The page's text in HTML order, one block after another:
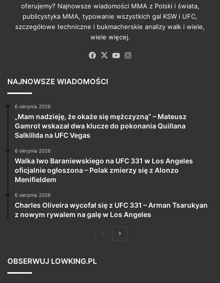
oferujemy? Najnowsze wiadomości MMA z Polski i świata,
publicystyka MMA, typowanie wszystkich gal KSW i UFC,
szczegółowe techniczne i bukmacherskie analizy walk i wiele,
wiele więcej.
Facebook
X YouTube
NAJNOWSZE WIADOMOŚCI
6 sierpnia 2026
„Mam nadzieję, że okaże się mężczyzną” – Mateusz
Gamrot wskazał dwa klucze do pokonania Quillana
Salkillda na UFC Vegas
6 sierpnia 2026
Walka Iwo Baraniewskiego na UFC 331 w Los Angeles
oficjalnie ogłoszona – Polak zmierzy się z Alonzo
Menifieldem
6 sierpnia 2026
Charles Oliveira wycofał się z UFC 331 – Arman Tsarukyan
z nowym rywalem na galę w Los Angeles
PoprzedniaNastępna
OBSERWUJ LOWKING.PL